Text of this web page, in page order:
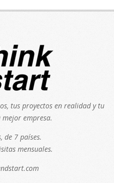
tus proyectos en realidad y tu
empresa.
de 7 países.
mensuales.